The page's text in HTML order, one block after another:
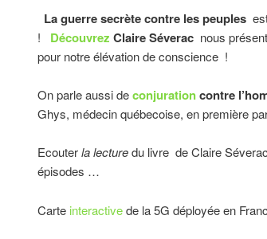
La guerre secrète contre les peuples
!
Découvrez Claire Séverac nous
pour notre élévation de conscience !
On parle aussi deconjurationcontre
Ghys, médecin québecoise, en première
Ecouterla lecturedu livre de Claire
épisodes …
Carte interactivede la 5G déployée en